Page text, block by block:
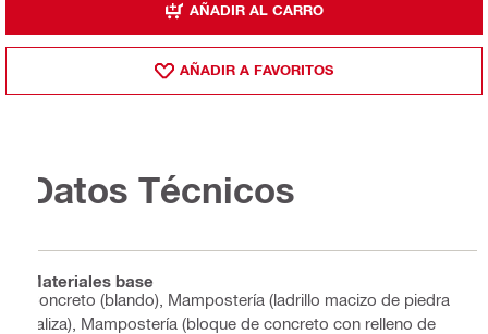
AÑADIR AL CARRO
AÑADIR A FAVORITOS
Datos Técnicos
Materiales base
Concreto (blando), Mampostería (ladrillo macizo de piedra
caliza), Mampostería (bloque de concreto con relleno de